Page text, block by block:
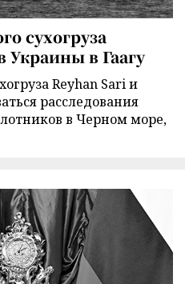
сухогруза
Украины в Гаагу
Reyhan Sari и
расследования
в Черном море,